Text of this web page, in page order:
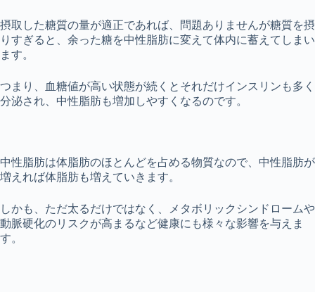
摂取した糖質の量が適正であれば、問題ありませんが糖質を摂
りすぎると、余った糖を中性脂肪に変えて体内に蓄えてしまい
ます。
つまり、血糖値が高い状態が続くとそれだけインスリンも多く
分泌され、中性脂肪も増加しやすくなるのです。
中性脂肪は体脂肪のほとんどを占める物質なので、中性脂肪が
増えれば体脂肪も増えていきます。
しかも、ただ太るだけではなく、メタボリックシンドロームや
動脈硬化のリスクが高まるなど健康にも様々な影響を与えま
す。